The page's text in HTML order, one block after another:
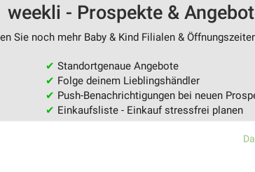
weekli - Prospekte &
Sie noch mehr Baby & Kind Filialen &
✔ Standortgenaue Angebote
✔ Folge deinem Lieblingshändler
✔ Push-Benachrichtigungen bei neuen
✔ Einkaufsliste - Einkauf stressfrei planen
Nutze weekli auch mobil – App jetzt laden oder QR-